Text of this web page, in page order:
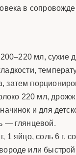
в
мл, сухие
220 мл,
и для
— глянцевой.
1 яйцо, соль 6 г,
или